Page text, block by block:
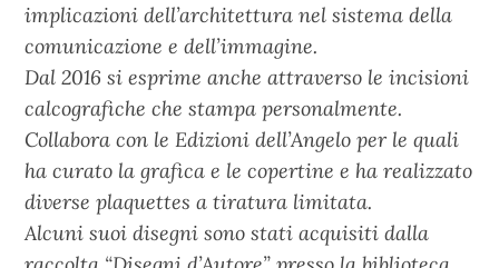
implicazioni dell’architettura nel sistema della
comunicazione e dell’immagine.
Dal 2016 si esprime anche attraverso le incisioni
calcografiche che stampa personalmente.
Collabora con le Edizioni dell’Angelo per le quali
ha curato la grafica e le copertine e ha realizzato
diverse plaquettes a tiratura limitata.
Alcuni suoi disegni sono stati acquisiti dalla